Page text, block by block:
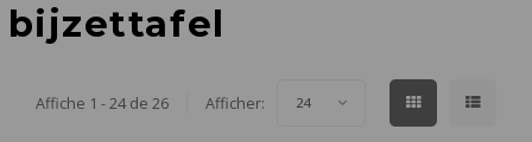
bijzettafel
Affiche 1 - 24 de 26 Afficher: 24